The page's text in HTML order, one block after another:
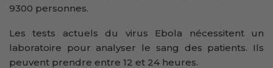
9300 personnes.
Les tests actuels du virus Ebola nécessitent un
laboratoire pour analyser le sang des patients. Ils
peuvent prendre entre 12 et 24 heures.